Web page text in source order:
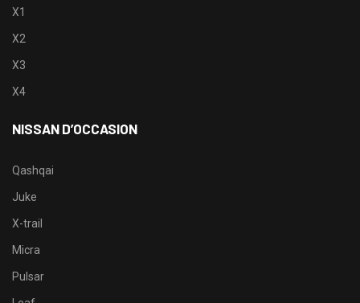
X1
X2
X3
X4
NISSAN D’OCCASION
Qashqai
Juke
X-trail
Micra
Pulsar